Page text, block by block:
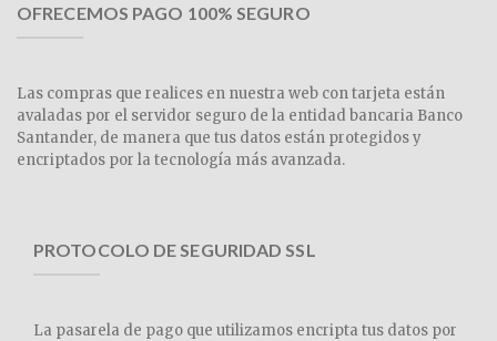
OFRECEMOS PAGO 100% SEGURO
Las compras que realices en nuestra web con tarjeta están
avaladas por el servidor seguro de la entidad bancaria Banco
Santander, de manera que tus datos están protegidos y
encriptados por la tecnología más avanzada.
PROTOCOLO DE SEGURIDAD SSL
La pasarela de pago que utilizamos encripta tus datos por